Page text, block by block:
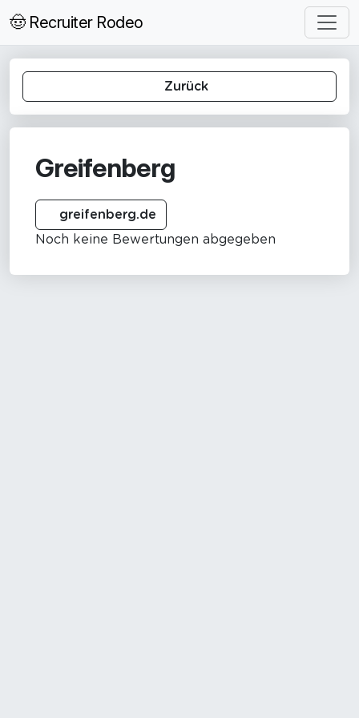
🤠 Recruiter Rodeo
Zurück
Greifenberg
greifenberg.de
Noch keine Bewertungen abgegeben